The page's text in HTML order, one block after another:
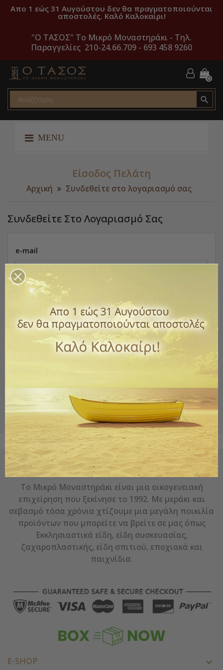
Απο 1 εώς 31 Αυγούστου δεν θα πραγματοποιούνται
αποστολές. Καλό Καλοκαίρι!
"O ΤΑΣΟΣ" Το Μικρό Μοναστηράκι - Τηλ.
Παραγγελίες 210-24.66.709 - 693 458 9260
0

MENU
Είσοδος Πελάτη
Αρχική Συνδεθείτε στο λογαριασμό σας
Συνδεθείτε Στο Λογαριασμό Σας
e-mail
Κωδικός Πρόσβασης
προβολή
Ξεχάσατε τον κωδικό σας;
Δεν υπάρχει λογαριασμός; Δημιουργήστε έναν
εδώ.
Ο ΤΑΣΟΣ - ΤΟ ΜΙΚΡΌ ΜΟΝΑΣΤΗΡΆΚΙ
Το Μικρό Μοναστηράκι είναι μια οικογενειακή
επιχείρηση που ξεκίνησε το 1992. Με μεράκι και
σεβασμό τόσα χρόνια χτίζουμε μια μεγάλη ποικιλία
προϊόντων που μπορείτε να βρείτε σε μας όπως
Εκκλησιαστικά είδη, είδη συσκευασίας,
ζαχαροπλαστικής, είδη σπιτιού, εποχιακά και
παιχνίδια.
E-SHOP 